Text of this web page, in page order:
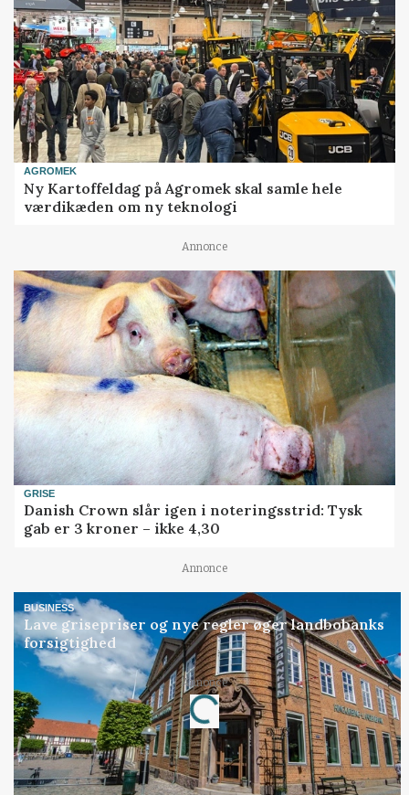
AGROMEK
Ny Kartoffeldag på Agromek skal samle hele
værdikæden om ny teknologi
Annonce
GRISE
Danish Crown slår igen i noteringsstrid: Tysk
gab er 3 kroner – ikke 4,30
Annonce
BUSINESS
Lave grisepriser og nye regler øger landbobanks
forsigtighed
Annonce
Loading...